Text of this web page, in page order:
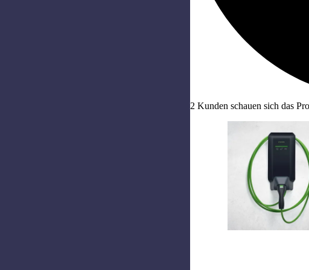
2 Kunden schauen sich das